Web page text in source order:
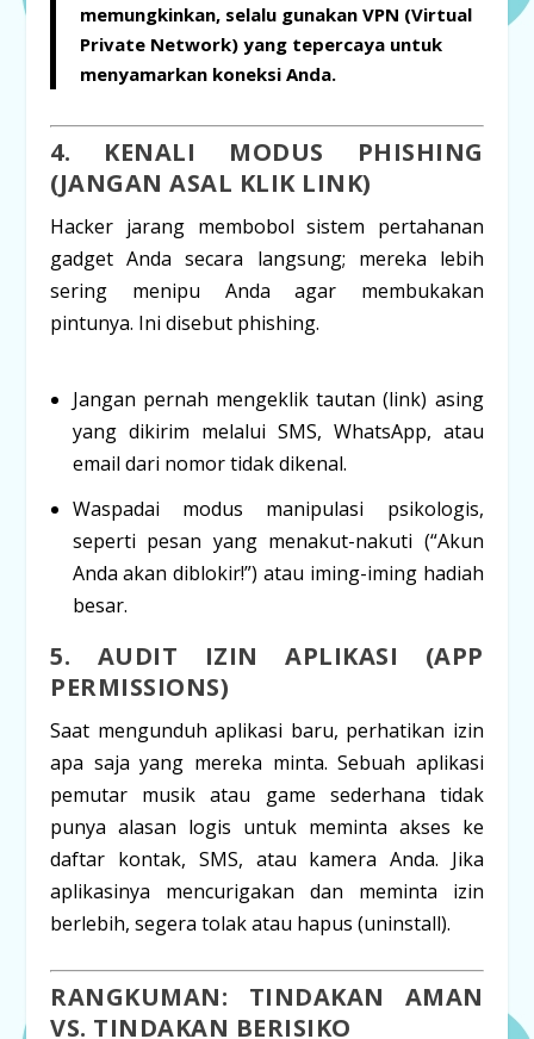
memungkinkan, selalu gunakanVPN (Virtual
Private Network) yang tepercaya untuk
menyamarkan koneksi Anda.
4. KENALI MODUS PHISHING
(JANGAN ASAL KLIK LINK)
Hacker jarang membobol sistem pertahanan
gadget Anda secara langsung; mereka lebih
sering menipu Anda agar membukakan
pintunya. Ini disebut phishing.
Jangan pernah mengeklik tautan (link) asing
yang dikirim melalui SMS, WhatsApp, atau
email dari nomor tidak dikenal.
Waspadai modus manipulasi psikologis,
seperti pesan yang menakut-nakuti (“Akun
Anda akan diblokir!”) atau iming-iming hadiah
besar.
5. AUDIT IZIN APLIKASI (APP
PERMISSIONS)
Saat mengunduh aplikasi baru, perhatikan izin
apa saja yang mereka minta. Sebuah aplikasi
pemutar musik atau game sederhana tidak
punya alasan logis untuk meminta akses ke
daftar kontak, SMS, atau kamera Anda. Jika
aplikasinya mencurigakan dan meminta izin
berlebih, segera tolak atau hapus (uninstall).
RANGKUMAN: TINDAKAN AMAN
VS. TINDAKAN BERISIKO